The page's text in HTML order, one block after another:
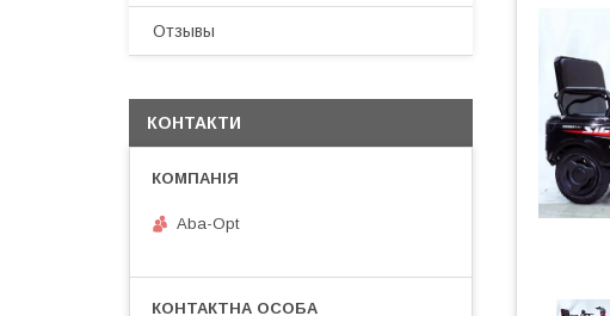
Отзывы
КОНТАКТИ
Aba-Opt